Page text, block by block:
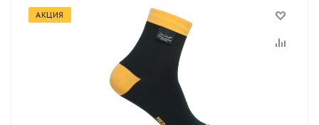
АКЦИЯ